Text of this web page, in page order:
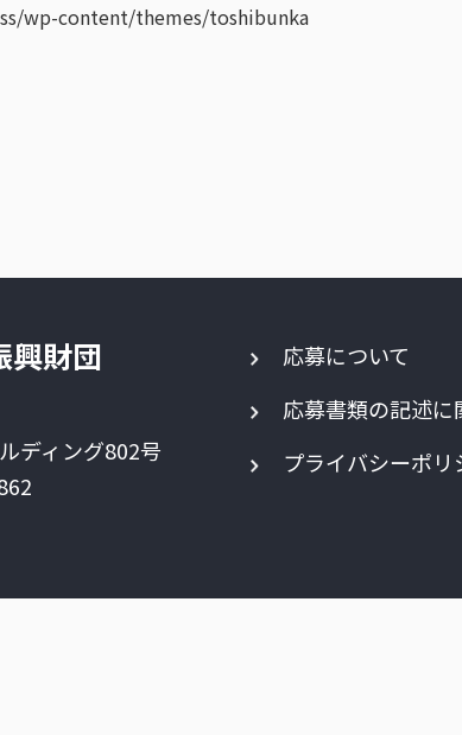
wp-content/themes/toshibunka
財団
ディング802号
応募について
応募書類の記述
プライバシーポリ